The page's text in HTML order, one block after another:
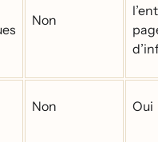
Non
Non Oui